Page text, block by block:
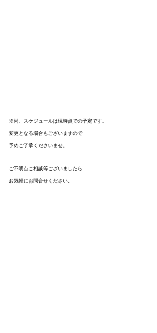
※尚、スケジュールは現時点での予定です。
変更となる場合もございますので
予めご了承くださいませ。
ご不明点ご相談等ございましたら
お気軽にお問合せください。